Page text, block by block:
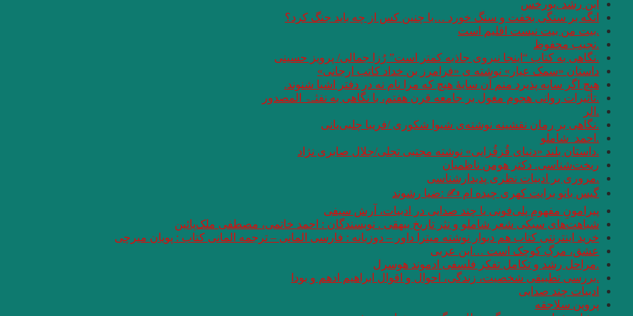
ابن رشد .بورخس
انگه بر سنگی بخفت و سنگ خورد …با چنین کس از چه باید جنگ کرد؟
.بیت من بیت نیست اقلیم است
.نجیب محفوظ
.نگاهی به کتاب “اینجا نیروی جاذبه کمتر است” رُزا جمالی/ پرویز حسینی
داستان «سمک عیار» نوشته ی «فرامرز بن خداد کاتب ارجانی»
هیچ اگر سایه پذیرد منم آن سایهٔ هیچ که مرا نام نه در دفتر اشیا شنوند.
.تأثیرات روانی هجوم مغول بر جامعه قرن هفتم، با نگاهی به نفثـۃ المصدور
.الر
.نگاهی بر رمان نقشینه نوشته‌ی شیوا شکوری /فریبا چلبی‌یانی
.احمد_شاملو
.داستان بلند «دنیای قُزقُزایی» نوشته مجتبی تجلی/جلال صابری نژاد
ریخت‌شناسی. دکتر هومن ناظمیان
.مروری بر ادبیات نظری پدیدارشناسی
گیس بانو برایت کهری چیده ام ✍ :ضیا رشوند
پیرامونِ مفهومِ پلی‌فونی یا چند صدایی در ادبیات، آرش سیفی
شباهت‌های سبکی شعر شاملو و نثر تاریخ بیهقی . نویسندگان : احمد خاتمی، مصطفی ملک‌پائین
خرید اینترنتی کتاب هم دیوار نوشته میترا داور – دوزبانه : فارسی المانی – ترجمه المانی کتاب : پویان میرچی
عشق، مرگِ کوچک است …ابن عربی
.مراحل رشد و تکامل تفکر فلسفی ادموند هوسرل
.بررسی تطبیقی شخصیت، زندگی، احوال و اقوال ابراهیم ادهم و بودا
ادبیات چند صدایی
پروین سلاجقه